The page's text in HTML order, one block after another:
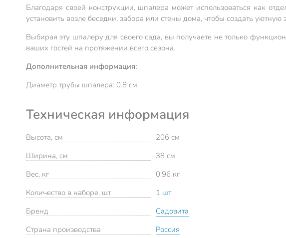
Благодаря своей конструкции, шпалера может использоваться как
установить возле беседки, забора или стены дома, чтобы создать уютную
Выбирая эту шпалеру для своего сада, вы получаете не только
ваших гостей на протяжении всего сезона.
Дополнительная информация:
Диаметр трубы шпалера: 0.8 см.
Техническая информация
Высота, см
206 см
Ширина, см
38 см
Вес, кг
0.96 кг
Количество в наборе, шт
1 шт
Бренд
Садовита
Страна производства
Россия